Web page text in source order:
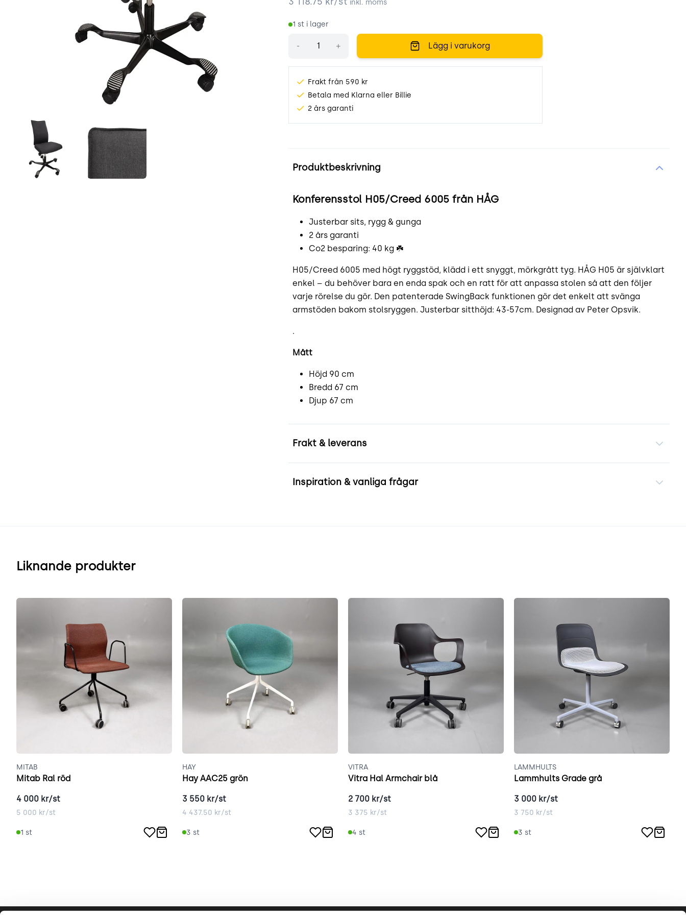
HÅG-stol-med-hjul-H05/Creed-6005-1.webp
inkl. moms
1 st i lager
- + Lägg i varukorg
Frakt från 590 kr
Betala med Klarna eller Billie
2 års garanti
Produktbeskrivning
Konferensstol H05/Creed 6005 från HÅG
Justerbar sits, rygg & gunga
2 års garanti
Co2 besparing: 40 kg ☘️
H05/Creed 6005 med högt ryggstöd, klädd i ett snyggt, mörkgrått tyg. HÅG H05 är självklart
enkel – du behöver bara en enda spak och en ratt för att anpassa stolen så att den följer
varje rörelse du gör. Den patenterade SwingBack funktionen gör det enkelt att svänga
armstöden bakom stolsryggen. Justerbar sitthöjd: 43-57cm. Designad av Peter Opsvik.
.
Mått
Höjd 90 cm
Bredd 67 cm
Djup 67 cm
Frakt & leverans
Inspiration & vanliga frågar
Liknande produkter
MITAB
Mitab Ral röd
4 000 kr/st
5 000 kr/st
1 st
HAY
Hay AAC25 grön
3 550 kr/st
4 437.50 kr/st
3 st
VITRA
Vitra Hal Armchair blå
2 700 kr/st
3 375 kr/st
4 st
LAMMHULTS
Lammhults Grade grå
3 000 kr/st
3 750 kr/st
3 st